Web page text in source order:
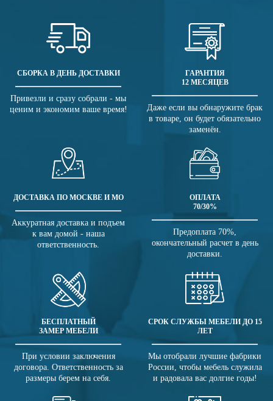
СБОРКА В ДЕНЬ ДОСТАВКИ
Привезли и сразу собрали - мы
ценим и экономим ваше время!
ГАРАНТИЯ
12 МЕСЯЦЕВ
Даже если вы обнаружите брак
в товаре, он будет обязательно
заменён.
ДОСТАВКА ПО МОСКВЕ И МО
Аккуратная доставка и подъем
к вам домой - наша
ответственность.
ОПЛАТА
70/30%
Предоплата 70%,
окончательный расчет в день
доставки.
БЕСПЛАТНЫЙ
ЗАМЕР МЕБЕЛИ
При условии заключения
договора. Ответственность за
размеры берем на себя.
СРОК СЛУЖБЫ МЕБЕЛИ ДО 15
ЛЕТ
Мы отобрали лучшие фабрики
России, чтобы мебель служила
и радовала вас долгие годы!